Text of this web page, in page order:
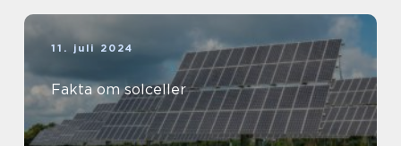
11. juli 2024
Fakta om solceller